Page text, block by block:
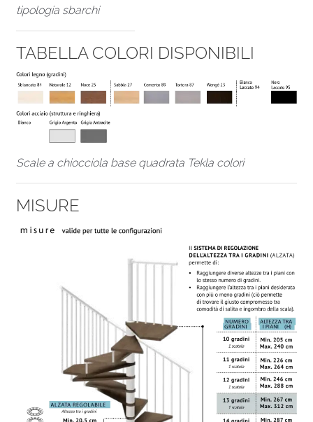
tipologia sbarchi
TABELLA COLORI DISPONIBILI
Scale a chiocciola base quadrata Tekla colori
MISURE